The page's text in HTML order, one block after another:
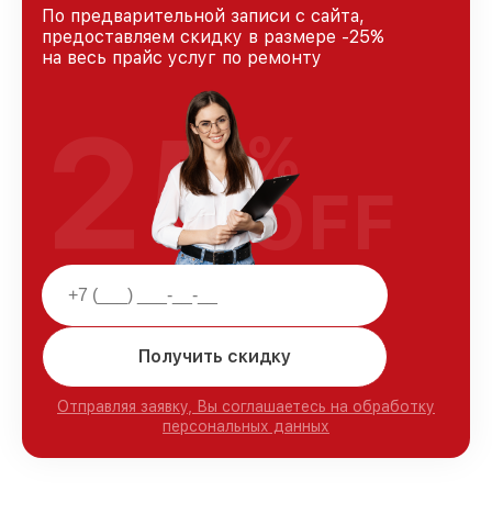
По предварительной записи с сайта,
предоставляем скидку в размере -25%
на весь прайс услуг по ремонту
Получить скидку
Отправляя заявку, Вы соглашаетесь на обработку
персональных данных
25%
OFF